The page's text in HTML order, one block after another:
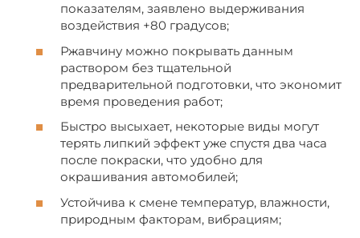
показателям, заявлено выдерживания
воздействия +80 градусов;
Ржавчину можно покрывать данным
раствором без тщательной
предварительной подготовки, что экономит
время проведения работ;
Быстро высыхает, некоторые виды могут
терять липкий эффект уже спустя два часа
после покраски, что удобно для
окрашивания автомобилей;
Устойчива к смене температур, влажности,
природным факторам, вибрациям;